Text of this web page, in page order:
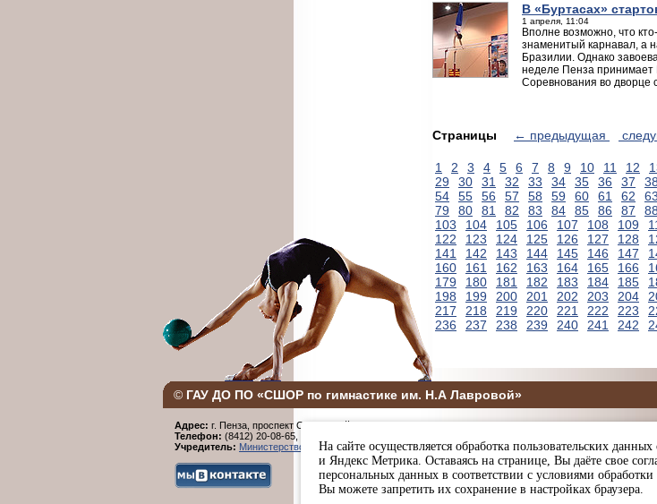
В «Буртасах»
1 апреля, 11:04
Вполне возможно, что
знаменитый карнавал, а
Бразилии. Однако
неделе Пенза принимает
Соревнования во дворце
Страницы ← предыдущая
1 2 3 4 5 6 7 8 9 10 11 12
29
30 31 32 33 34 35 36 37 38
54
55 56 57 58 59 60 61 62 63
79
80 81 82 83 84 85 86 87 88
103
104 105 106 107 108 109
122
123 124 125 126 127 128
141
142 143 144 145 146 147
160
161 162 163 164 165 166
179
180 181 182 183 184 185
198
199 200 201 202 203 204
217
218 219 220 221 222 223
236
237 238 239 240 241 242
© ГАУ ДО ПО «СШОР по гимнастике им. Н.А Лавровой»
Адрес: г. Пенза, проспект Строителей, 96.
Телефон: (8412) 20-08-65,
Учредитель: Министерство физической культуры и спорта Пензенской области
На сайте осуществляется обработка пользовательских
и Яндекс Метрика. Оставаясь на странице, Вы даёте свое
персональных данных в соответствии с условиями
Вы можете запретить их сохранение в настройках браузера.